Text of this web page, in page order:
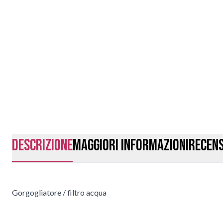
DescrizioneMaggiori Informazioni
Gorgogliatore / filtro acqua